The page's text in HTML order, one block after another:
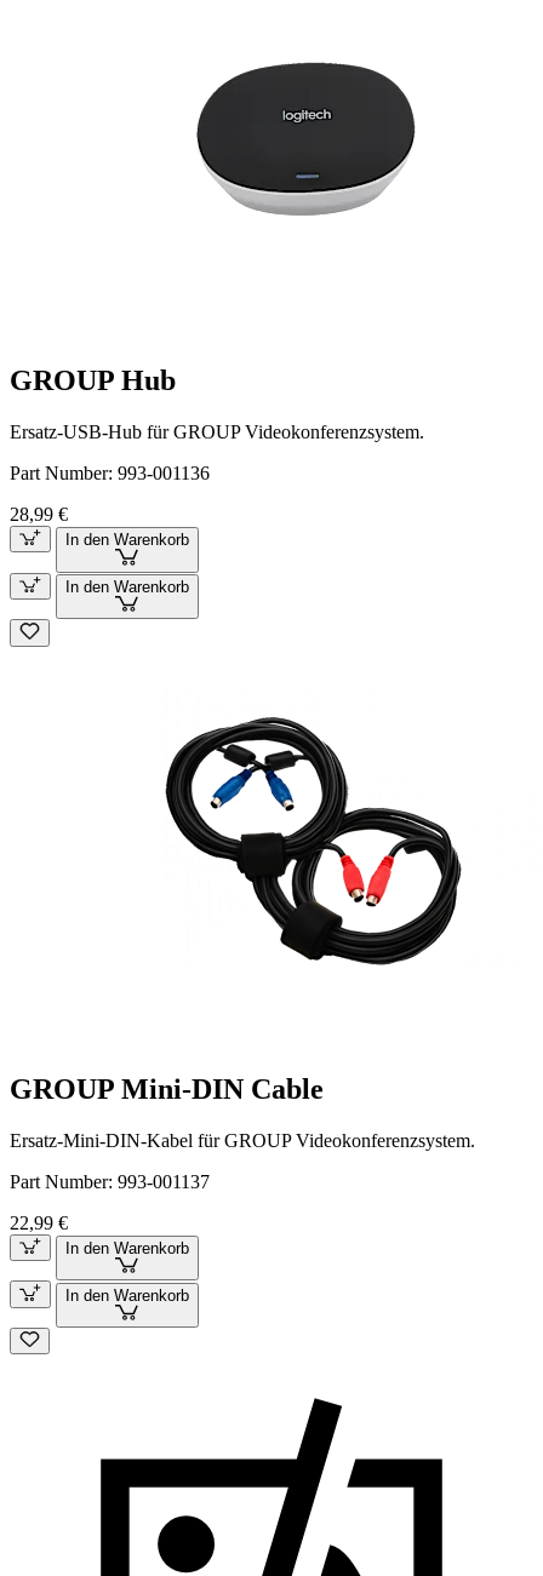
GROUP Hub
Ersatz-USB-Hub für GROUP Videokonferenzsystem.
Part Number: 993-001136
28,99 €
In den Warenkorb
In den Warenkorb
GROUP Mini-DIN Cable
Ersatz-Mini-DIN-Kabel für GROUP Videokonferenzsystem.
Part Number: 993-001137
22,99 €
In den Warenkorb
In den Warenkorb